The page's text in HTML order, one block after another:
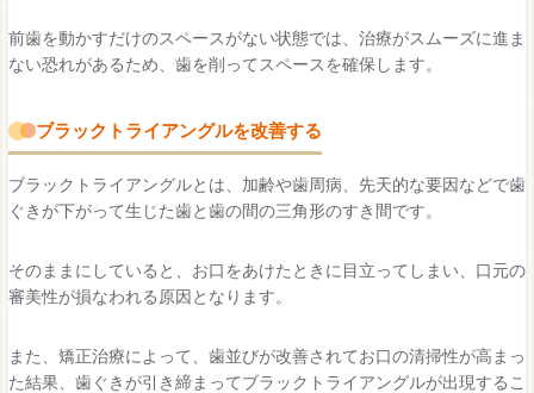
前歯を動かすだけのスペースがない状態では、治療がスムーズに進ま
ない恐れがあるため、歯を削ってスペースを確保します。
ブラックトライアングルを改善する
ブラックトライアングルとは、加齢や歯周病、先天的な要因などで歯
ぐきが下がって生じた歯と歯の間の三角形のすき間です。
そのままにしていると、お口をあけたときに目立ってしまい、口元の
審美性が損なわれる原因となります。
また、矯正治療によって、歯並びが改善されてお口の清掃性が高まっ
た結果、歯ぐきが引き締まってブラックトライアングルが出現するこ